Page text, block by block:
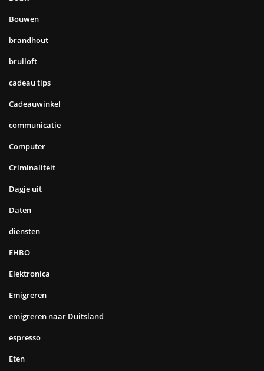
Bouwen
brandhout
bruiloft
cadeau tips
Cadeauwinkel
communicatie
Computer
Criminaliteit
Dagje uit
Daten
diensten
EHBO
Elektronica
Emigreren
emigreren naar Duitsland
espresso
Eten